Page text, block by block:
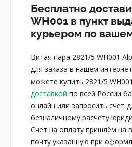
Бесплатно
WH001 в пункт
курьером по
Витая пара 2821/5 WH001
для заказа в нашем
можете купить 2821/5
доставкой по всей России
онлайн или запросить счет
безналичному расчету
Счет на оплату пришлём на
почту указанную при